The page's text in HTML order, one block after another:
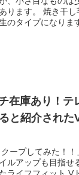
ります。 焼き干
のタイプになりま
在庫あり！テ
と紹介された
ープしてみた！
ルアップも目指せ
ライフフィット V